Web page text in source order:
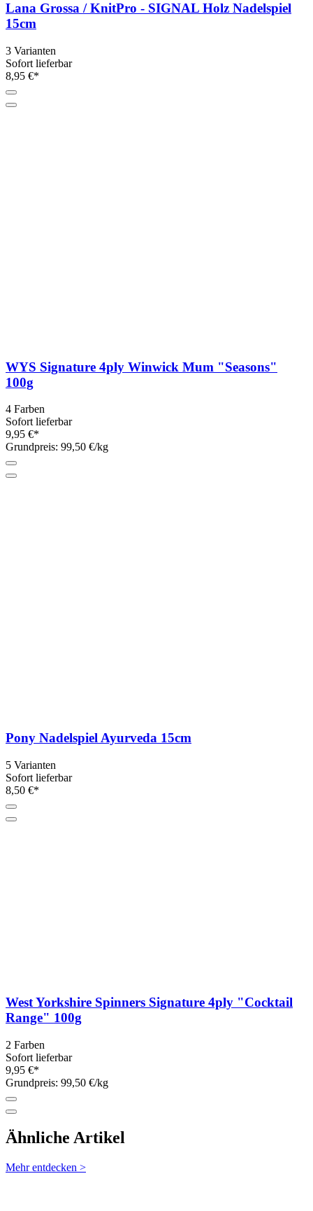
Lana Grossa / KnitPro - SIGNAL Holz Nadelspiel
15cm
3 Varianten
Sofort lieferbar
8,95 €*
WYS Signature 4ply Winwick Mum "Seasons"
100g
4 Farben
Sofort lieferbar
9,95 €*
Grundpreis: 99,50 €/kg
Pony Nadelspiel Ayurveda 15cm
5 Varianten
Sofort lieferbar
8,50 €*
West Yorkshire Spinners Signature 4ply "Cocktail
Range" 100g
2 Farben
Sofort lieferbar
9,95 €*
Grundpreis: 99,50 €/kg
Ähnliche Artikel
Mehr entdecken >